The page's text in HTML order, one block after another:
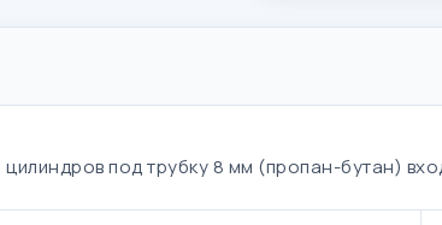
под трубку 8 мм (пропан-бутан)